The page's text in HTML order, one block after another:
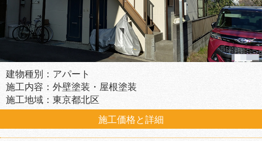
建物種別：アパート
施工内容：外壁塗装・屋根塗装
施工地域：東京都北区
施工価格と詳細